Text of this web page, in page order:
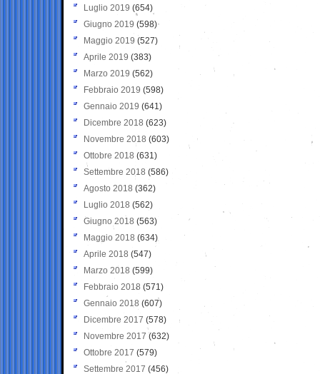
Luglio 2019 (654)
Giugno 2019 (598)
Maggio 2019 (527)
Aprile 2019 (383)
Marzo 2019 (562)
Febbraio 2019 (598)
Gennaio 2019 (641)
Dicembre 2018 (623)
Novembre 2018 (603)
Ottobre 2018 (631)
Settembre 2018 (586)
Agosto 2018 (362)
Luglio 2018 (562)
Giugno 2018 (563)
Maggio 2018 (634)
Aprile 2018 (547)
Marzo 2018 (599)
Febbraio 2018 (571)
Gennaio 2018 (607)
Dicembre 2017 (578)
Novembre 2017 (632)
Ottobre 2017 (579)
Settembre 2017 (456)